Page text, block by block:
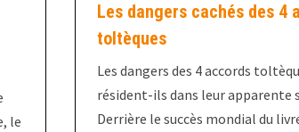
le
Les dangers cachés des 4
toltèques
Les dangers des 4 accords
résident-ils dans leur apparente
Derrière le succès mondial du